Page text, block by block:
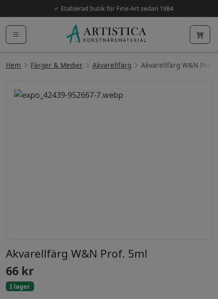
Etablerad butik för Fine-Art sedan 1984
Hem Färger & Medier Akvarellfärg Akvarellfärg W&N Prof.
Akvarellfärg W&N Prof. 5ml
66 kr
I lager